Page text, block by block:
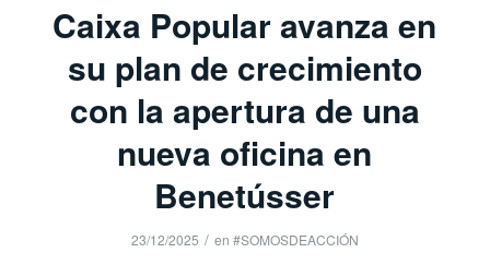
Caixa Popular avanza en
su plan de crecimiento
con la apertura de una
nueva oficina en
Benetússer
23/12/2025 / en #SOMOSDEACCIÓN